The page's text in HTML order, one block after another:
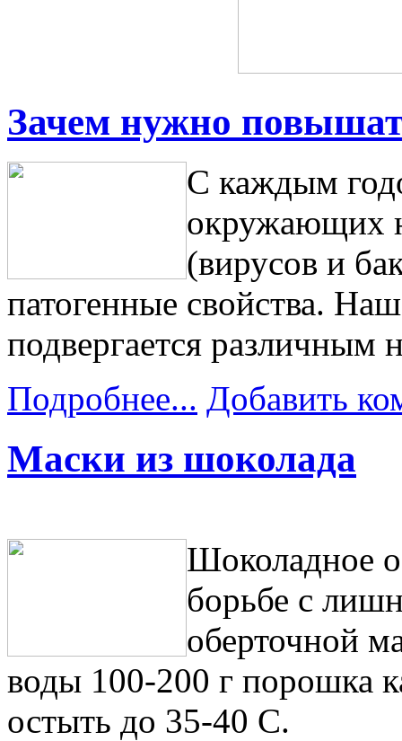
Зачем нужно
С каждым
окружающих
(вирусов и
патогенные свойства.
подвергается различным
Подробнее... Добавить
Маски из шоколада
Шоколадное
борьбе с
оберточной
воды 100-200 г порошка
остыть до 35-40 С.